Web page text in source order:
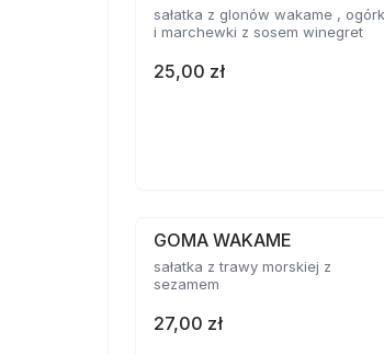
sałatka z glonów wakame ,
i marchewki z sosem winegret
25,00 zł
GOMA WAKAME
sałatka z trawy morskiej z
sezamem
27,00 zł